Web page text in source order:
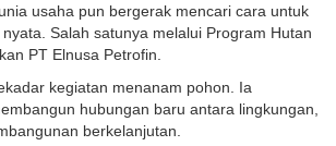
usaha pun bergerak mencari cara untuk
Salah satunya melalui Program Hutan
PT Elnusa Petrofin.
kegiatan menanam pohon. Ia
hubungan baru antara lingkungan,
berkelanjutan.